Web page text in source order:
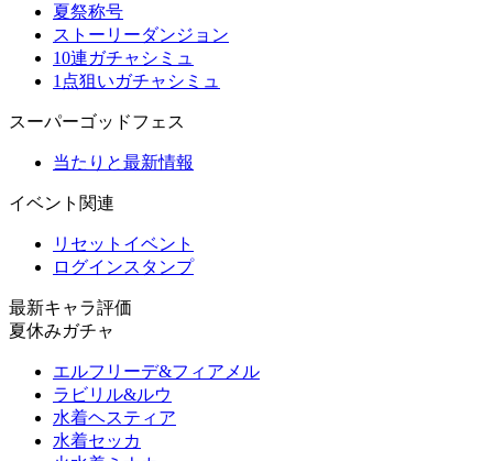
夏祭称号
ストーリーダンジョン
10連ガチャシミュ
1点狙いガチャシミュ
スーパーゴッドフェス
当たりと最新情報
イベント関連
リセットイベント
ログインスタンプ
最新キャラ評価
夏休みガチャ
エルフリーデ&フィアメル
ラビリル&ルウ
水着ヘスティア
水着セッカ